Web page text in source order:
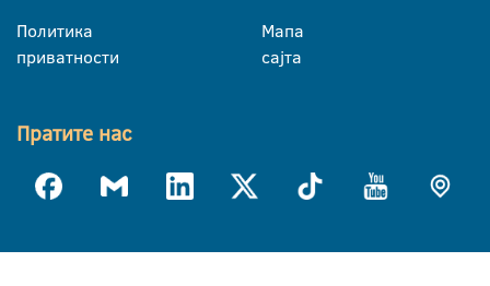
Политика
приватности
Мапа
сајта
Пратите нас